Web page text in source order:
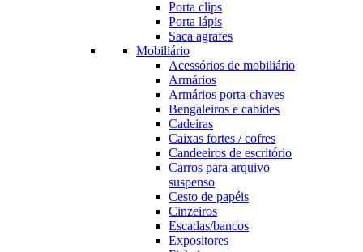
Porta clips
Porta lápis
Saca agrafes
Mobiliário
Acessórios de mobiliário
Armários
Armários porta-chaves
Bengaleiros e cabides
Cadeiras
Caixas fortes / cofres
Candeeiros de escritório
Carros para arquivo
suspenso
Cesto de papéis
Cinzeiros
Escadas/bancos
Expositores